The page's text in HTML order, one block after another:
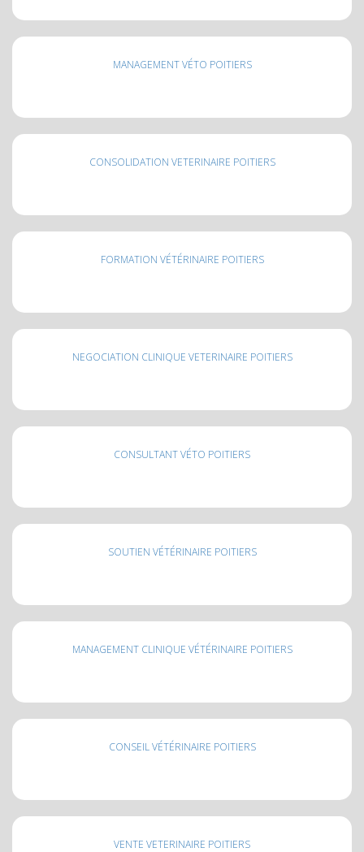
MANAGEMENT VÉTO POITIERS
CONSOLIDATION VETERINAIRE POITIERS
FORMATION VÉTÉRINAIRE POITIERS
NEGOCIATION CLINIQUE VETERINAIRE POITIERS
CONSULTANT VÉTO POITIERS
SOUTIEN VÉTÉRINAIRE POITIERS
MANAGEMENT CLINIQUE VÉTÉRINAIRE POITIERS
CONSEIL VÉTÉRINAIRE POITIERS
VENTE VETERINAIRE POITIERS